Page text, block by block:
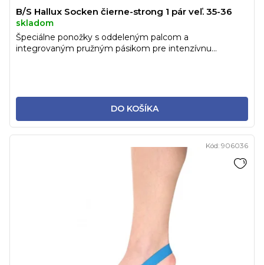
B/S Hallux Socken čierne-strong 1 pár veľ. 35-36
skladom
DO KOŠÍKA
Špeciálne ponožky s oddeleným palcom a
integrovaným pružným pásikom pre intenzívnu...
Kód: 906036